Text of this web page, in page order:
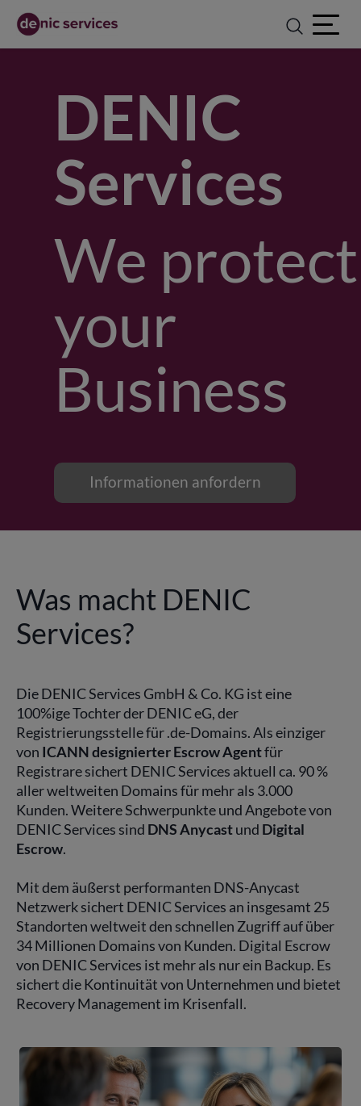
Open
DENIC
Services
We protect
your
Business
Informationen anfordern
Was macht DENIC
Services?
Die DENIC Services GmbH & Co. KG ist eine
100%ige Tochter der DENIC eG, der
Registrierungsstelle für .de-Domains. Als einziger
von ICANN designierter Escrow Agentfür
Registrare sichert DENIC Services aktuell ca. 90 %
aller weltweiten Domains für mehr als 3.000
Kunden. Weitere Schwerpunkte und Angebote von
DENIC Services sind DNS Anycastund Digital
Escrow.
Mit dem äußerst performanten DNS-Anycast
Netzwerk sichert DENIC Services an insgesamt 25
Standorten weltweit den schnellen Zugriff auf über
34 Millionen Domains von Kunden. Digital Escrow
von DENIC Services ist mehr als nur ein Backup. Es
sichert die Kontinuität von Unternehmen und bietet
Recovery Management im Krisenfall.